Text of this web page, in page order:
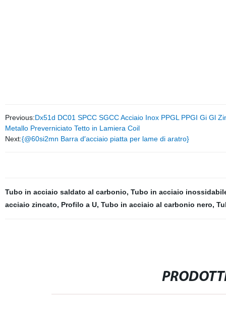
Previous:Dx51d DC01 SPCC SGCC Acciaio Inox PPGL PPGI Gi Gl
Metallo Preverniciato Tetto in Lamiera Coil
Next:{@60si2mn Barra d′acciaio piatta per lame di aratro}
Tubo in acciaio saldato al carbonio, Tubo in acciaio
acciaio zincato, Profilo a U, Tubo in acciaio al carbonio nero,